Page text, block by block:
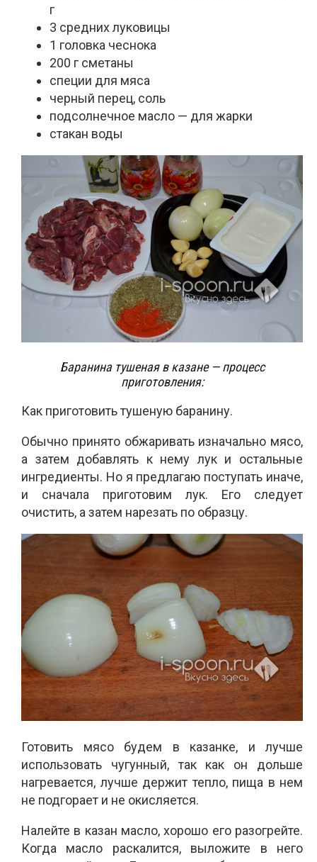
г
3 средних луковицы
1 головка чеснока
200 г сметаны
специи для мяса
черный перец, соль
подсолнечное масло — для жарки
стакан воды
Баранина тушеная в казане — процесс
приготовления:
Как приготовить тушеную баранину.
Обычно принято обжаривать изначально мясо,
а затем добавлять к нему лук и остальные
ингредиенты. Но я предлагаю поступать иначе,
и сначала приготовим лук. Его следует
очистить, а затем нарезать по образцу.
Готовить мясо будем в казанке, и лучше
использовать чугунный, так как он дольше
нагревается, лучше держит тепло, пища в нем
не подгорает и не окисляется.
Налейте в казан масло, хорошо его разогрейте.
Когда масло раскалится, выложите в него